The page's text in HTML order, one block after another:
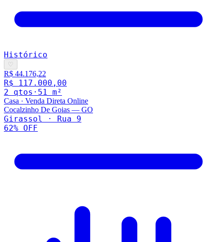
Histórico
♡
R$ 44.176,22
R$ 117.000,00
2 qtos · 51 m²
Casa · Venda Direta Online
Cocalzinho De Goias — GO
Girassol · Rua 9
62% OFF